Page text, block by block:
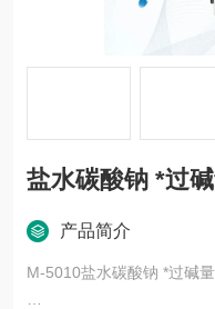
盐水碳酸钠 *过
产品简介
M-5010盐水碳酸钠 *过碱